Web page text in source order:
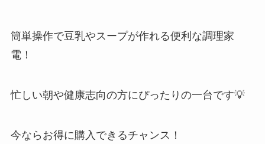
簡単操作で豆乳やスープが作れる便利な調理家
電！
忙しい朝や健康志向の方にぴったりの一台です💡
今ならお得に購入できるチャンス！